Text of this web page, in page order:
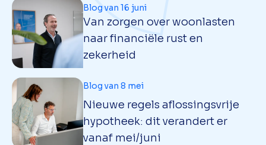
Van zorgen over woonlasten
naar financiële rust en
zekerheid
Blog van 16 juni
Nieuwe regels aflossingsvrije
hypotheek: dit verandert er
vanaf mei/juni
Blog van 8 mei